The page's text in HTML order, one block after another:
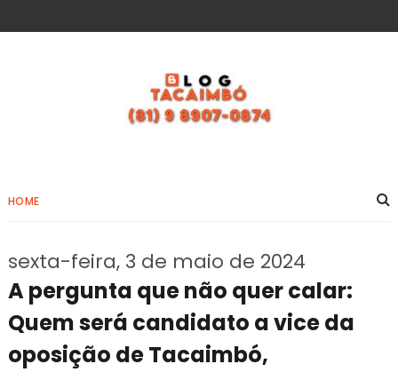
HOME
sexta-feira, 3 de maio de 2024
A pergunta que não quer calar:
Quem será candidato a vice da
oposição de Tacaimbó,